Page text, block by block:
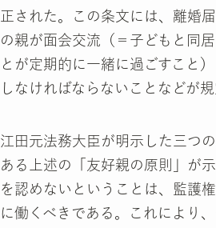
正された。この条文には、離婚
の親が面会交流（＝子どもと同
とが定期的に一緒に過ごすこと
しなければならないことなどが規
江田元法務大臣が明示した三つ
ある上述の「友好親の原則」が
を認めないということは、監護
に働くべきである。これにより